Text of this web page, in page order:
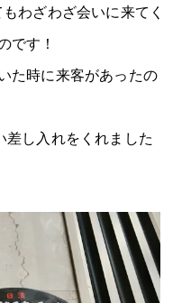
わざわざ会いに来てく
です！
た時に来客があったの
し入れをくれました